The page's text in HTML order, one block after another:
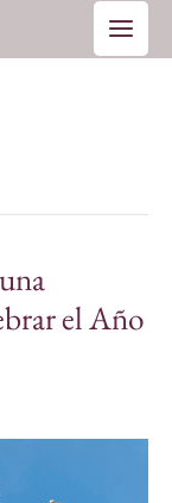
Main
el Año